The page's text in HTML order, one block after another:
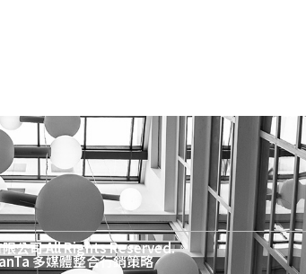
公司 All Rights Reserved.
多媒體整合行銷策略